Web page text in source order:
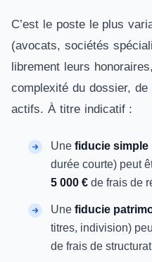
C’est le poste le plus
(avocats, sociétés
librement leurs
complexité du dossier,
actifs. À titre indicatif :
Une fiducie simple
durée courte) peut
5 000 € de frais de
Une fiducie
titres, indivision)
de frais de